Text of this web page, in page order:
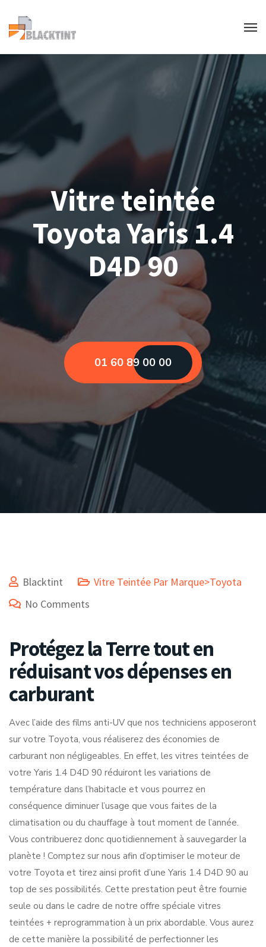
Vitre teintée
Toyota Yaris 1.4
D4D 90
01 60 89 00 00
Blacktint
Vitre Teintée Par Marque>Toyota
No Comments
Protégez la Terre tout en
réduisant vos dépenses en
carburant
Avec l’aide des films anti-UV que nos techniciens apposeront
sur votre Toyota, vous réaliserez des économies de
carburant non négligeables. En effet, les vitres teintées de
votre Yaris 1.4 D4D 90 réduiront les variations de
température dans l’habitacle et vous pourrez en
conséquence diminuer l’usage que vous faites de la
climatisation ou du chauffage à tout moment de l’année.
Vous contribuerez donc quotidiennement à sauvegarder la
planète ! Comptez sur nous afin d’optimiser le moteur de
votre Toyota et tirez ainsi profit d’une Yaris 1.4 D4D 90 au
top de ses possibilités. Cette prestation peut être fournie
seule ou dans le cadre de notre offre spéciale vitres
teintées + reprogrammation à un prix abordable. Vous aurez
de cette manière la possibilité de perfectionner les